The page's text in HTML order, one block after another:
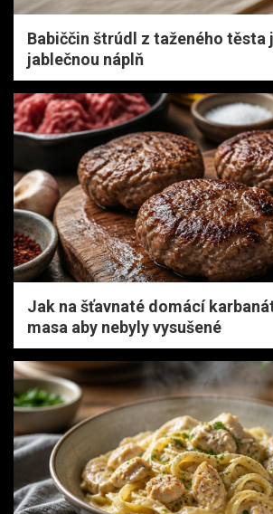
Babiččin štrúdl z taženého těsta
jablečnou náplň
Jak na šťavnaté domácí
masa aby nebyly vysušené